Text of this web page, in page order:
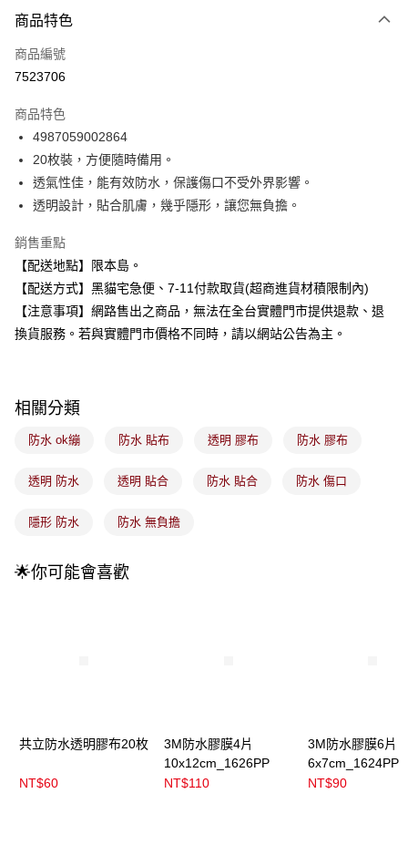
信用卡一次付款
超商取貨付款
Apple Pay
街口支付
悠遊付
Google Pay
全盈+PAY
【大哥付你分期使用說明】
成交易。
4.訂單成立30分鐘內，如未前往確認交易或遇審核未通過，訂單將自動取
法說明評估內容。
醒簡訊。
運送方式
全家取貨付款
付款後全家取貨
每筆NT$100，滿NT$899(含以上)免運費
每筆NT$100，滿NT$899(含以上)免運費
每筆NT$300，滿NT$3,000(含以上)免運費
付款後門市自取
商品特色
商品編號
7523706
商品特色
4987059002864
20枚裝，方便隨時備用。
透氣性佳，能有效防水，保護傷口不受外界影響。
透明設計，貼合肌膚，幾乎隱形，讓您無負擔。
銷售重點
【配送地點】限本島。
【配送方式】黑貓宅急便、7-11付款取貨(超商進貨材積限制內)
【注意事項】網路售出之商品，無法在全台實體門市提供退款、退
換貨服務。若與實體門市價格不同時，請以網站公告為主。
相關分類
防水 ok繃 防水 貼布 透明 膠布 防水 膠布
透明 防水 透明 貼合 防水 貼合 防水 傷口
隱形 防水 防水 無負擔
🌟你可能會喜歡
共立防水透明膠布20枚
NT$60
3M防水膠膜4片
10x12cm_1626PP
NT$110
3M防水膠膜6片
6x7cm_1624PP
NT$90